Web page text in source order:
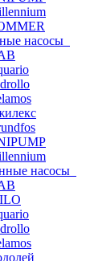
насосы
насосы